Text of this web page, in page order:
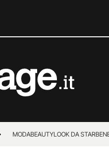
MODABEAUTYLOOK DA STAR